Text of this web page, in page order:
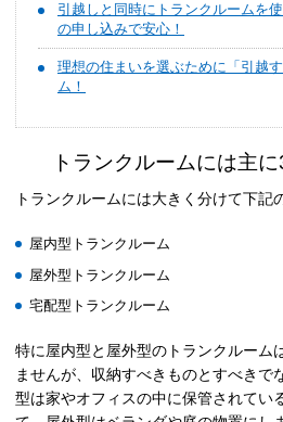
引越しと同時にトランクルームを
の申し込みで安心！
理想の住まいを選ぶために「引越
ム！
トランクルームには主
トランクルームには大きく分けて下記
屋内型トランクルーム
屋外型トランクルーム
宅配型トランクルーム
特に屋内型と屋外型のトランクルーム
ませんが、収納すべきものとすべきで
型は家やオフィスの中に保管されてい